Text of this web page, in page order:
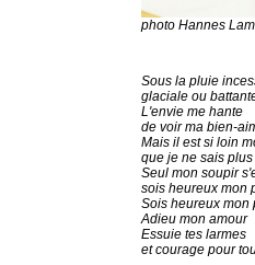
photo Hannes
Sous la pluie
glaciale ou
L'envie me hante
de voir ma bien-
Mais il est si loin
que je ne sais plus
Seul mon soupir
sois heureux mon
Sois heureux mon
Adieu mon amour
Essuie tes larmes
et courage pour